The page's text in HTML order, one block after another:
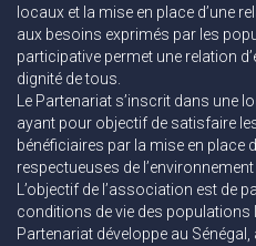
locaux et la mise en place d’une
aux besoins exprimés par les
participative permet une relation
dignité de tous.
Le Partenariat s’inscrit dans une
ayant pour objectif de satisfaire
bénéficiaires par la mise en place
respectueuses de l’environnement
L’objectif de l’association est de
conditions de vie des populations
Partenariat développe au